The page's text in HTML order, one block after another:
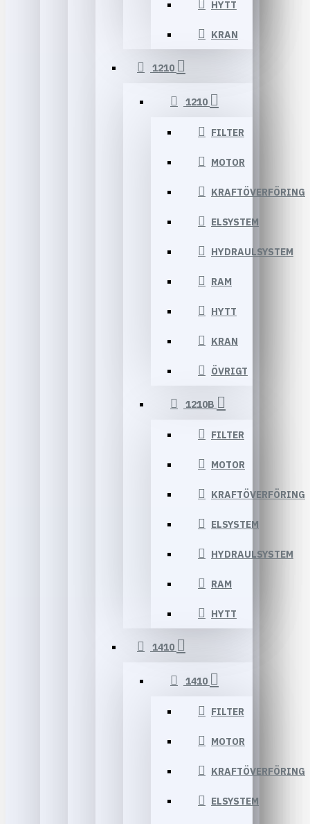
HYTT
KRAN
1210
1210
FILTER
MOTOR
KRAFTÖVERFÖRING
ELSYSTEM
HYDRAULSYSTEM
RAM
HYTT
KRAN
ÖVRIGT
1210B
FILTER
MOTOR
KRAFTÖVERFÖRING
ELSYSTEM
HYDRAULSYSTEM
RAM
HYTT
1410
1410
FILTER
MOTOR
KRAFTÖVERFÖRING
ELSYSTEM